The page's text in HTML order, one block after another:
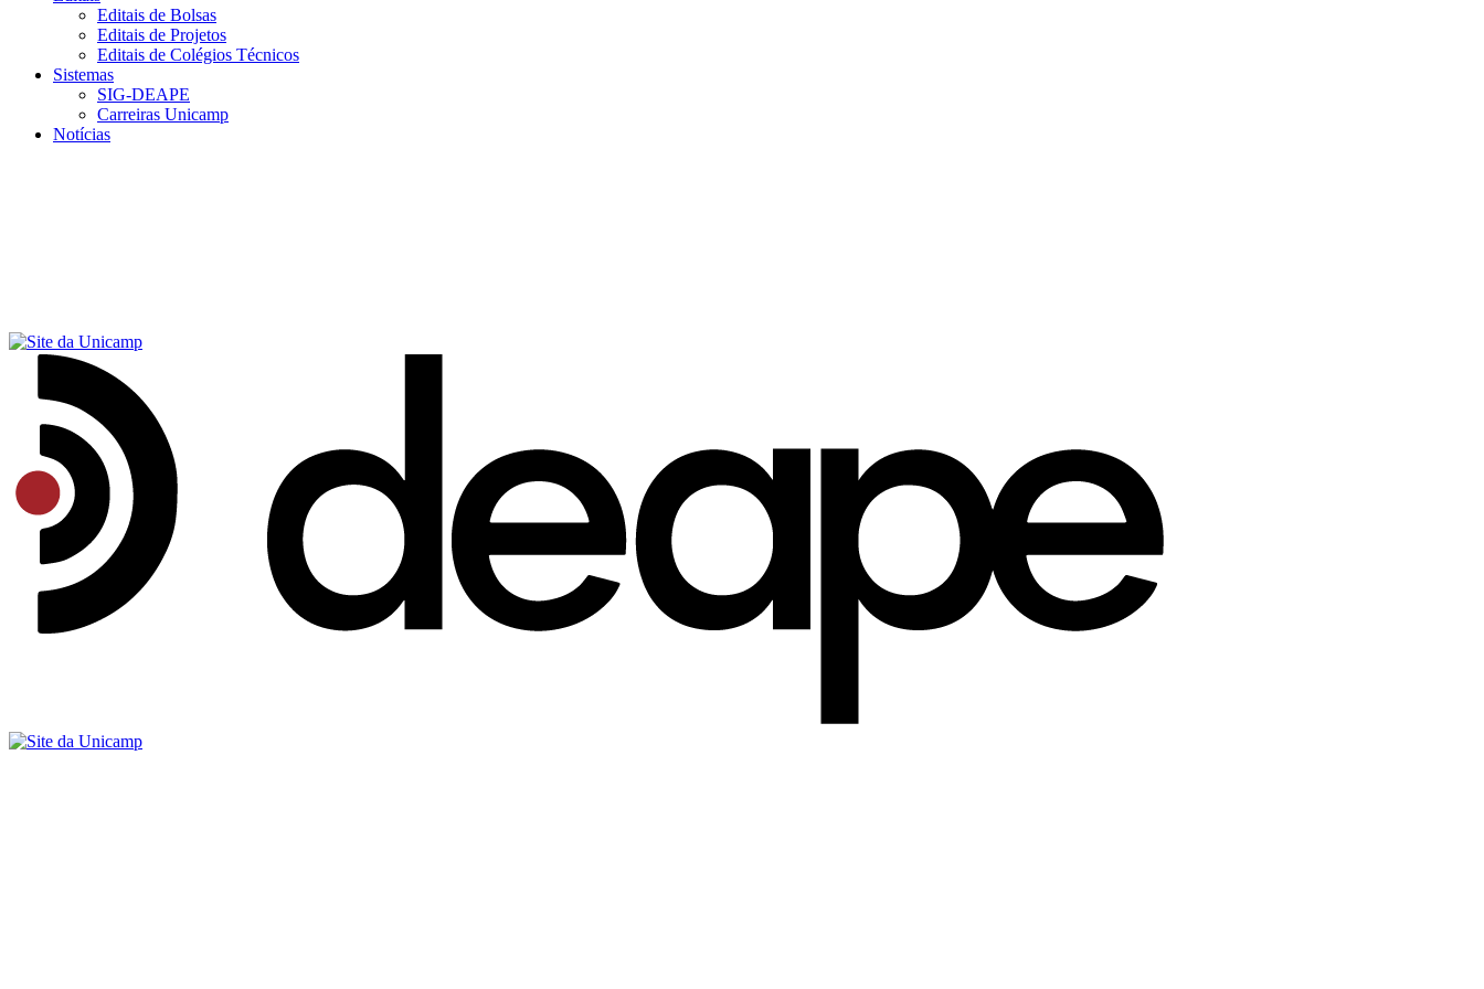
Editais de Bolsas
Editais de Projetos
Editais de Colégios Técnicos
Sistemas
SIG-DEAPE
Carreiras Unicamp
Notícias